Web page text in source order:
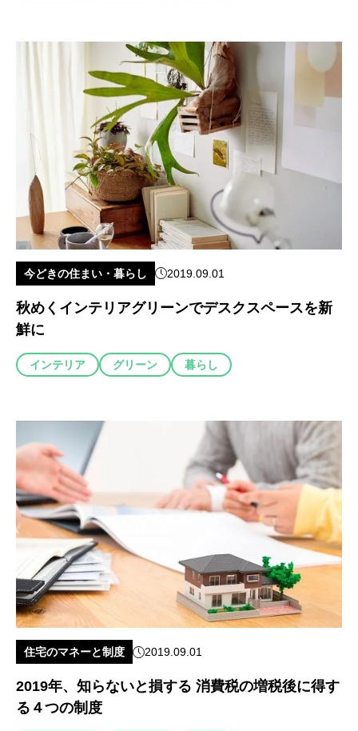
今どきの住まい・暮らし 2019.09.01
秋めくインテリアグリーンでデスクスペースを新
鮮に
インテリア グリーン 暮らし
住宅のマネーと制度 2019.09.01
2019年、知らないと損する 消費税の増税後に得す
る４つの制度